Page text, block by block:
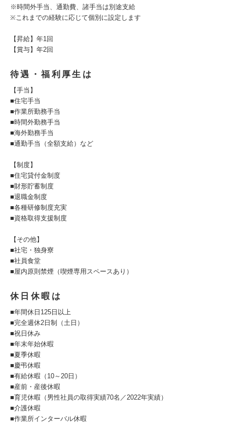
※時間外手当、通勤費、諸手当は別途支給
※これまでの経験に応じて個別に設定します
【昇給】年1回
【賞与】年2回
待遇・福利厚生は
【手当】
■住宅手当
■作業所勤務手当
■時間外勤務手当
■海外勤務手当
■通勤手当（全額支給）など
【制度】
■住宅貸付金制度
■財形貯蓄制度
■退職金制度
■各種研修制度充実
■資格取得支援制度
【その他】
■社宅・独身寮
■社員食堂
■屋内原則禁煙（喫煙専用スペースあり）
休日休暇は
■年間休日125日以上
■完全週休2日制（土日）
■祝日休み
■年末年始休暇
■夏季休暇
■慶弔休暇
■有給休暇（10～20日）
■産前・産後休暇
■育児休暇（男性社員の取得実績70名／2022年実績）
■介護休暇
■作業所インターバル休暇